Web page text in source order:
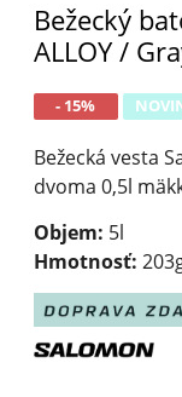
Bežecký
ALLOY /
- 15%
Bežecká vesta
dvoma 0,5l
Objem: 5l
Hmotnosť: